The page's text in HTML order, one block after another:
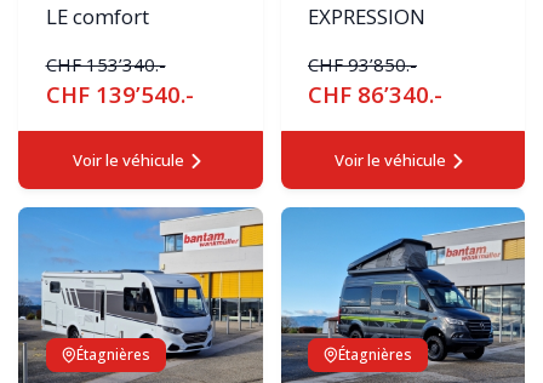
LE comfort
CHF 153’340.-
CHF 139’540.-
Voir le véhicule
EXPRESSION
CHF 93’850.-
CHF 86’340.-
Voir le véhicule
Étagnières Étagnières